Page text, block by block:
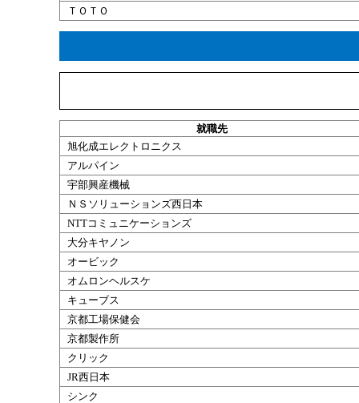
ＴＯＴＯ
就職先
旭化成エレクトロニクス
アルパイン
宇部興産機械
ＮＳソリューションズ西日本
NTTコミュニケーションズ
大分キヤノン
オービック
オムロンヘルスケ
キューブス
京都工場保健会
京都製作所
クリック
JR西日本
シンク